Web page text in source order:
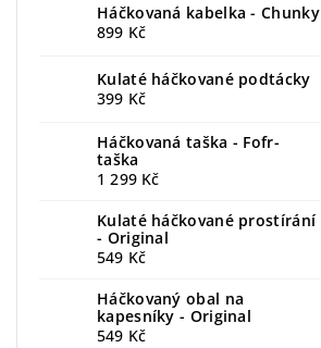
Háčkovaná kabelka - Chunky
899 Kč
Kulaté háčkované podtácky
399 Kč
Háčkovaná taška - Fofr-
taška
1 299 Kč
Kulaté háčkované prostírání
- Original
549 Kč
Háčkovaný obal na
kapesníky - Original
549 Kč